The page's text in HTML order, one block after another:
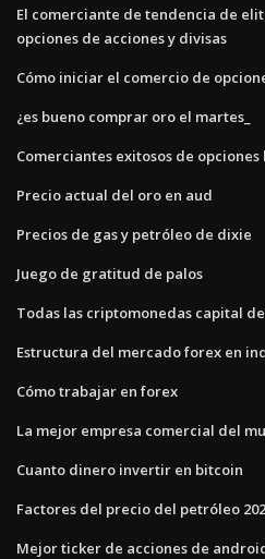
El comerciante de tendencia de
opciones de acciones y divisas
Cómo iniciar el comercio de
¿es bueno comprar oro el martes_
Comerciantes exitosos de
Precio actual del oro en aud
Precios de gas y petróleo de dixie
Juego de gratitud de palos
Todas las criptomonedas capital
Estructura del mercado forex en
Cómo trabajar en forex
La mejor empresa comercial del
Cuanto dinero invertir en bitcoin
Factores del precio del petróleo
Mejor ticker de acciones de